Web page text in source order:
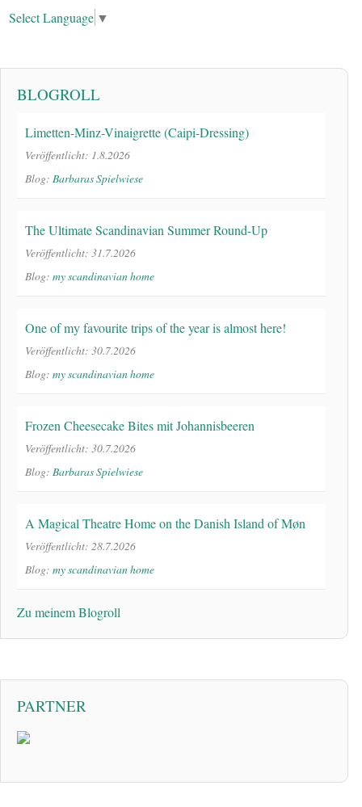
Select Language ▼
BLOGROLL
Limetten-Minz-Vinaigrette (Caipi-Dressing)
Veröffentlicht: 1.8.2026
Blog: Barbaras Spielwiese
The Ultimate Scandinavian Summer Round-Up
Veröffentlicht: 31.7.2026
Blog: my scandinavian home
One of my favourite trips of the year is almost here!
Veröffentlicht: 30.7.2026
Blog: my scandinavian home
Frozen Cheesecake Bites mit Johannisbeeren
Veröffentlicht: 30.7.2026
Blog: Barbaras Spielwiese
A Magical Theatre Home on the Danish Island of Møn
Veröffentlicht: 28.7.2026
Blog: my scandinavian home
Zu meinem Blogroll
PARTNER